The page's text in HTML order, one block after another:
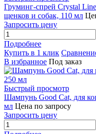
Груминг-спрей Crystal
щенков и собак, 110 мл
Запросить цену
Подробнее
Купить в 1 клик
В избранное Под заказ
Быстрый просмотр
Шампунь Good Cat, для
мл Цена по запросу
Запросить цену